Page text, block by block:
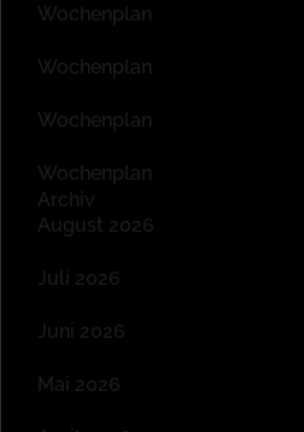
Wochenplan
Wochenplan
Wochenplan
Wochenplan
Archiv
August 2026
Juli 2026
Juni 2026
Mai 2026